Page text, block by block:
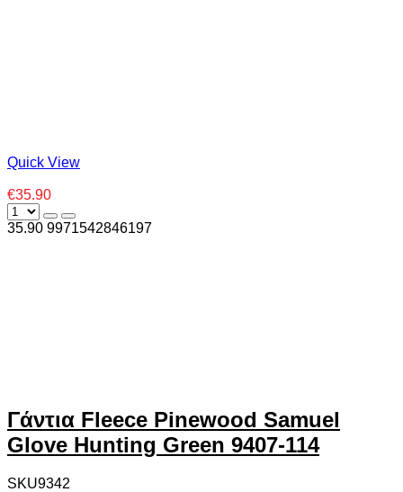
Quick View
€35.90
35.90 9971542846197
Γάντια Fleece Pinewood Samuel
Glove Hunting Green 9407-114
SKU9342